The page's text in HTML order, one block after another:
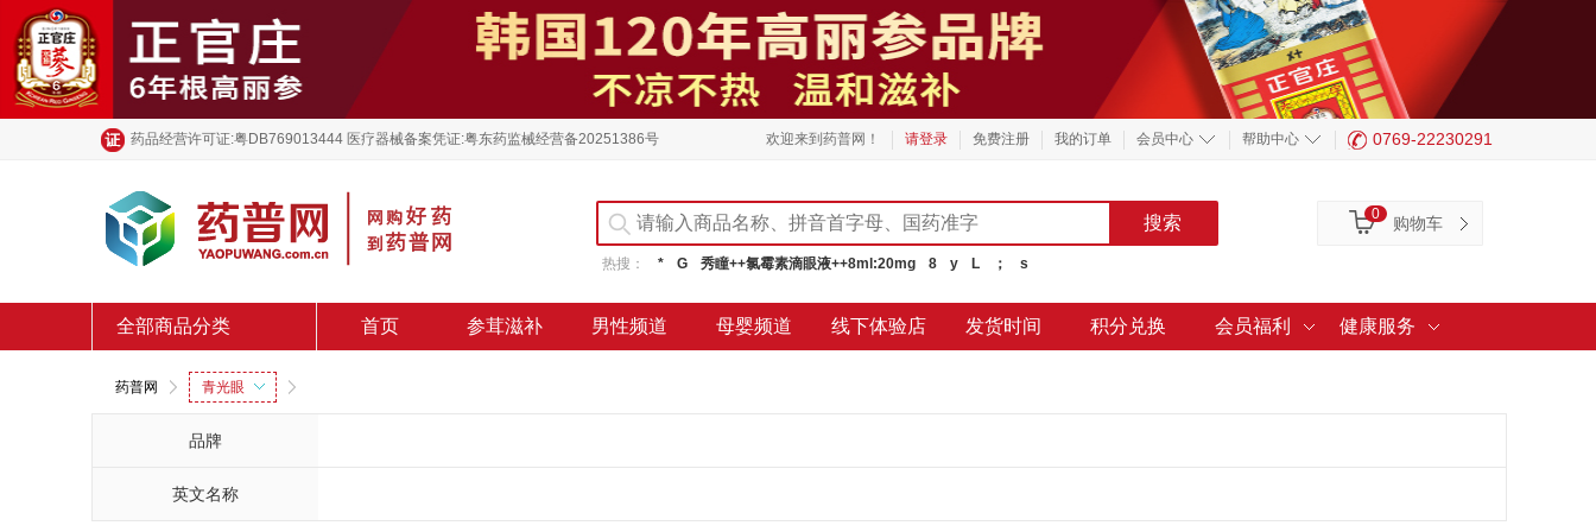
药品经营许可证:粤DB769013444 医疗器械备案凭证:粤东药监械经营备20251386号 欢迎来到药普网！ 请登录 免费注册 我的订单 会员中心 帮助中心 0769-22230291
热搜： * G 秀瞳++氯霉素滴眼液++8ml:20mg 8 y L ； s
购物车
0
全部商品分类 首页 参茸滋补 男性频道 母婴频道 线下体验店 发货时间 积分兑换 会员福利 健康服务
药普网 青光眼
品牌
英文名称